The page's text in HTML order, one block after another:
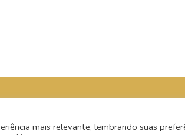
mais relevante, lembrando suas